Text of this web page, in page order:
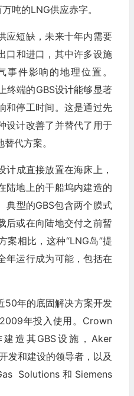
吨的LNG供应赤字。
应短缺，未来十年内需要
口和进口，其中许多设施
件影响的地理位置。
终端的GBS设计能够显著
和停工时间。这是通过先
设计改善了并替代了用于
代方案。
计成直接放置在海床上，
陆地上的干船坞内建造的
典型的GBS包含两个膜式
后或在向陆地交付之前暂
案相比，这种“LNG岛”提
年运行成为可能，包括在
50年的底固解决方案开发
年投入使用。Crown
造其GBS设施，Aker
发和建设的领导者，以及
Solutions和Siemens